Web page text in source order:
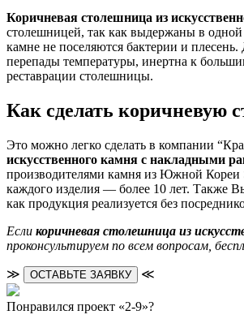
Коричневая столешница из
столешницей, так как выдержаны в одной
камне не поселяются бактерии и плесень.
перепады температуры, инертна к
реставрации столешницы.
Как сделать коричневую
Это можно легко сделать в компании
искусственного камня с накладными
производителями камня из Южной Кореи
каждого изделия — более 10 лет. Также
как продукция реализуется без
Если коричневая столешница из
проконсультируем по всем вопросам,
≫ ОСТАВЬТЕ ЗАЯВКУ ≪
Понравился проект «2-9»?